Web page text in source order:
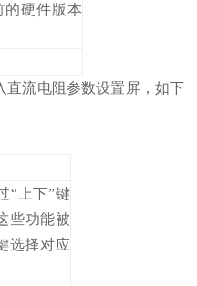
硬件版本
直流电阻参数设置屏，如下
“上下”键
些功能被
选择对应